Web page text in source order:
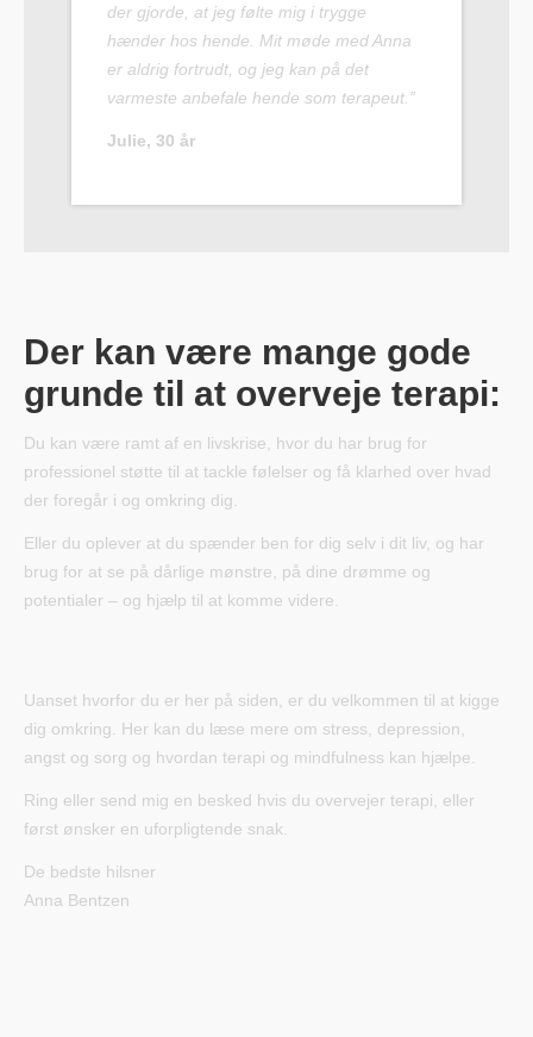
der gjorde, at jeg følte mig i trygge
hænder hos hende. Mit møde med Anna
er aldrig fortrudt, og jeg kan på det
varmeste anbefale hende som terapeut.”
Julie, 30 år
Der kan være mange gode
grunde til at overveje terapi:
Du kan være ramt af en livskrise, hvor du har brug for
professionel støtte til at tackle følelser og få klarhed over hvad
der foregår i og omkring dig.
Eller du oplever at du spænder ben for dig selv i dit liv, og har
brug for at se på dårlige mønstre, på dine drømme og
potentialer – og hjælp til at komme videre.
Uanset hvorfor du er her på siden, er du velkommen til at kigge
dig omkring. Her kan du læse mere om stress, depression,
angst og sorg og hvordan terapi og mindfulness kan hjælpe.
Ring eller send mig en besked hvis du overvejer terapi, eller
først ønsker en uforpligtende snak.
De bedste hilsner
Anna Bentzen